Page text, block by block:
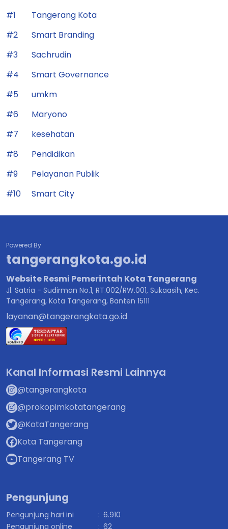
#1
Tangerang Kota
#2
Smart Branding
#3
Sachrudin
#4
Smart Governance
#5
umkm
#6
Maryono
#7
kesehatan
#8
Pendidikan
#9
Pelayanan Publik
#10
Smart City
Powered By
tangerangkota.go.id
Website Resmi Pemerintah Kota Tangerang
Jl. Satria - Sudirman No.1, RT.002/RW.001, Sukaasih, Kec.
Tangerang, Kota Tangerang, Banten 15111
layanan@tangerangkota.go.id
Kanal Informasi Resmi Lainnya
@tangerangkota
@prokopimkotatangerang
@KotaTangerang
Kota Tangerang
Tangerang TV
Pengunjung
Pengunjung hari ini : 6.910
Pengunjung online
: 62